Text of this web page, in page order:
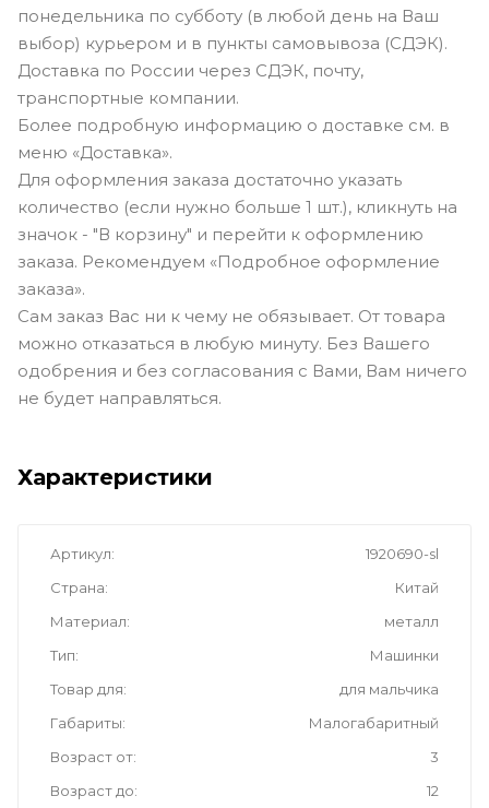
понедельника по субботу (в любой день на Ваш
выбор) курьером и в пункты самовывоза (СДЭК).
Доставка по России через СДЭК, почту,
транспортные компании.
Более подробную информацию о доставке см. в
меню «Доставка».
Для оформления заказа достаточно указать
количество (если нужно больше 1 шт.), кликнуть на
значок - "В корзину" и перейти к оформлению
заказа. Рекомендуем «Подробное оформление
заказа».
Сам заказ Вас ни к чему не обязывает. От товара
можно отказаться в любую минуту. Без Вашего
одобрения и без согласования с Вами, Вам ничего
не будет направляться.
Характеристики
Артикул
1920690-sl
Страна
Китай
Материал
металл
Тип
Машинки
Товар для
для мальчика
Габариты
Малогабаритный
Возраст от
3
Возраст до
12